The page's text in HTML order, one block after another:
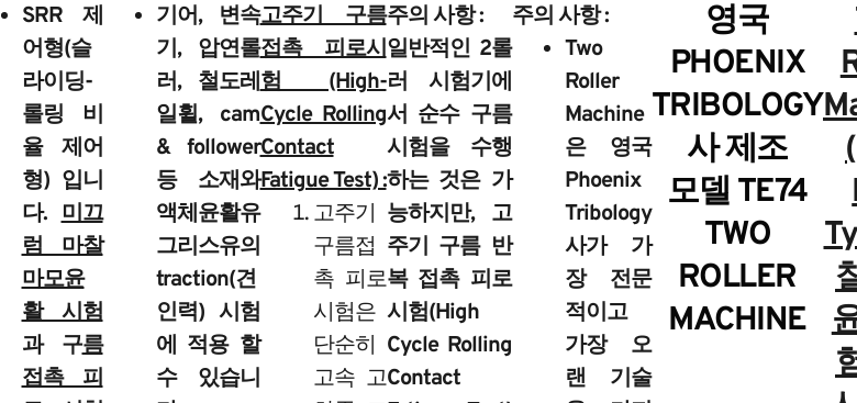
SRR 제
어형(슬
라이딩-
롤링 비
율 제어
형) 입니
다.미끄
럼 마찰
마모윤
활 시험
과 구름
접촉 피
기어, 변속
기, 압연롤
러, 철도레
일휠, cam
& follower
등 소재와
액체윤활유
그리스유의
traction(견
인력) 시험
에 적용 할
수 있습니
고주기 구름
접촉 피로시
험 (High-
Cycle Rolling
Contact
Fatigue Test) :
고주기
구름접
촉 피로
시험은
단순히
고속 고
주의 사항 :
일반적인 2롤
러 시험기에
서 순수 구름
시험을 수행
하는 것은 가
능하지만, 고
주기 구름 반
복 접촉 피로
시험(High
Cycle Rolling
Contact
주의 사항 :
Two
Roller
Machine
은 영국
Phoenix
Tribology
사가 가
장 전문
적이고
가장 오
랜 기술
영국
PHOENIX
TRIBOLOGY
사 제조
모델 TE74
TWO
ROLLER
MACHINE